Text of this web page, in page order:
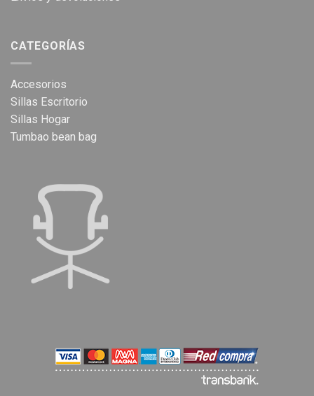
CATEGORÍAS
Accesorios
Sillas Escritorio
Sillas Hogar
Tumbao bean bag